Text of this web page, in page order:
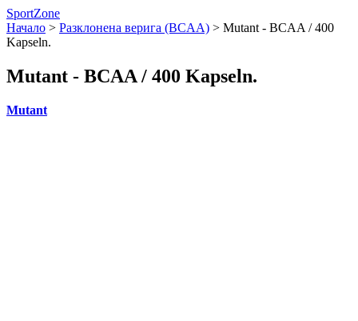
SportZone
Начало > Разклонена верига (BCAA) > Mutant - BCAA / 400
Kapseln.
Mutant - BCAA / 400 Kapseln.
Mutant